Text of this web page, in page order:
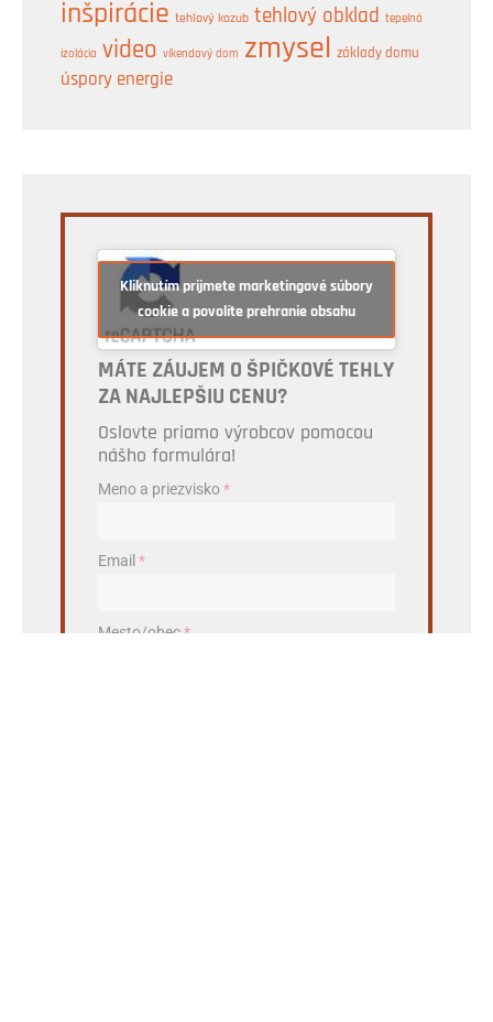
inšpirácie tehlový kozub tehlový obklad tepelná
izolácia video víkendový dom zmysel základy domu
úspory energie
Kliknutím prijmete marketingové súbory
cookie a povolíte prehranie obsahu
MÁTE ZÁUJEM O ŠPIČKOVÉ TEHLY
ZA NAJLEPŠIU CENU?
Oslovte priamo výrobcov pomocou
nášho formulára!
Meno a priezvisko*
Email *
Mesto/obec*